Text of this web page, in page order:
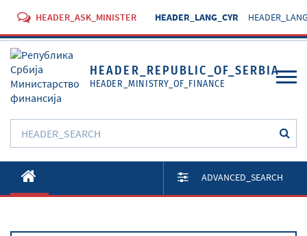
HEADER_ASK_MINISTER HEADER_LANG_CYR
HEADER_REPUBLIC_OF_SERBIA
HEADER_MINISTRY_OF_FINANCE
O Министарству
Активности
ADVANCED_SEARCH